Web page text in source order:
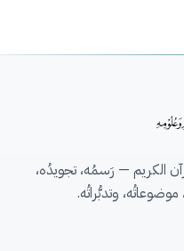
الكريم — رَسمُه، تجويدُه،
موضوعاتُه، وتدبُّراتُه.